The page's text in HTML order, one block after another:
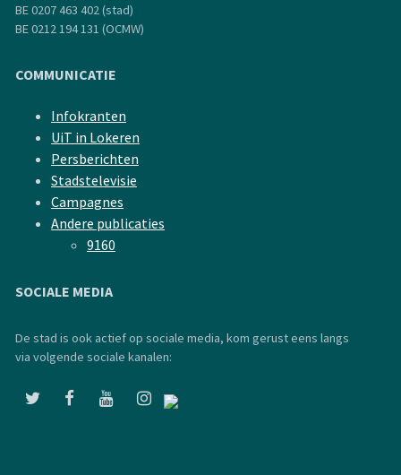
BE 0207 463 402 (stad)
BE 0212 194 131 (OCMW)
COMMUNICATIE
Infokranten
UiT in Lokeren
Persberichten
Stadstelevisie
Campagnes
Andere publicaties
9160
SOCIALE MEDIA
De stad is ook actief op sociale media, kom gerust eens langs
via volgende sociale kanalen: